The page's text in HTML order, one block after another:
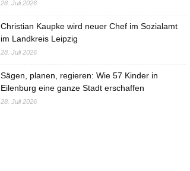
28. Juli 2026
Christian Kaupke wird neuer Chef im Sozialamt
im Landkreis Leipzig
28. Juli 2026
Sägen, planen, regieren: Wie 57 Kinder in
Eilenburg eine ganze Stadt erschaffen
28. Juli 2026